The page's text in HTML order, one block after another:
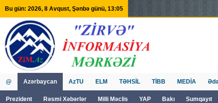
Bu gün: 2026, 8 Avqust, Şənbə günü, 13:05
@ Azərbaycan
Prezident Rəsmi Xəbərlər Milli Məclis YAP Bakı Sumqayıt
AzTU ELM TƏHSİL TİBB MEDİA